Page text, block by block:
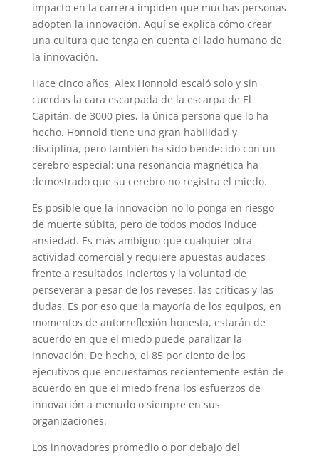
impacto en la carrera impiden que muchas personas
adopten la innovación. Aquí se explica cómo crear
una cultura que tenga en cuenta el lado humano de
la innovación.
Hace cinco años, Alex Honnold escaló solo y sin
cuerdas la cara escarpada de la escarpa de El
Capitán, de 3000 pies, la única persona que lo ha
hecho. Honnold tiene una gran habilidad y
disciplina, pero también ha sido bendecido con un
cerebro especial: una resonancia magnética ha
demostrado que su cerebro no registra el miedo.
Es posible que la innovación no lo ponga en riesgo
de muerte súbita, pero de todos modos induce
ansiedad. Es más ambiguo que cualquier otra
actividad comercial y requiere apuestas audaces
frente a resultados inciertos y la voluntad de
perseverar a pesar de los reveses, las críticas y las
dudas. Es por eso que la mayoría de los equipos, en
momentos de autorreflexión honesta, estarán de
acuerdo en que el miedo puede paralizar la
innovación. De hecho, el 85 por ciento de los
ejecutivos que encuestamos recientemente están de
acuerdo en que el miedo frena los esfuerzos de
innovación a menudo o siempre en sus
organizaciones.
Los innovadores promedio o por debajo del